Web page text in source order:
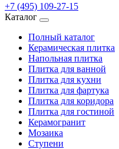
+7 (495) 109-27-15
Каталог
Полный каталог
Керамическая плитка
Напольная плитка
Плитка для ванной
Плитка для кухни
Плитка для фартука
Плитка для коридора
Плитка для гостиной
Керамогранит
Мозаика
Ступени